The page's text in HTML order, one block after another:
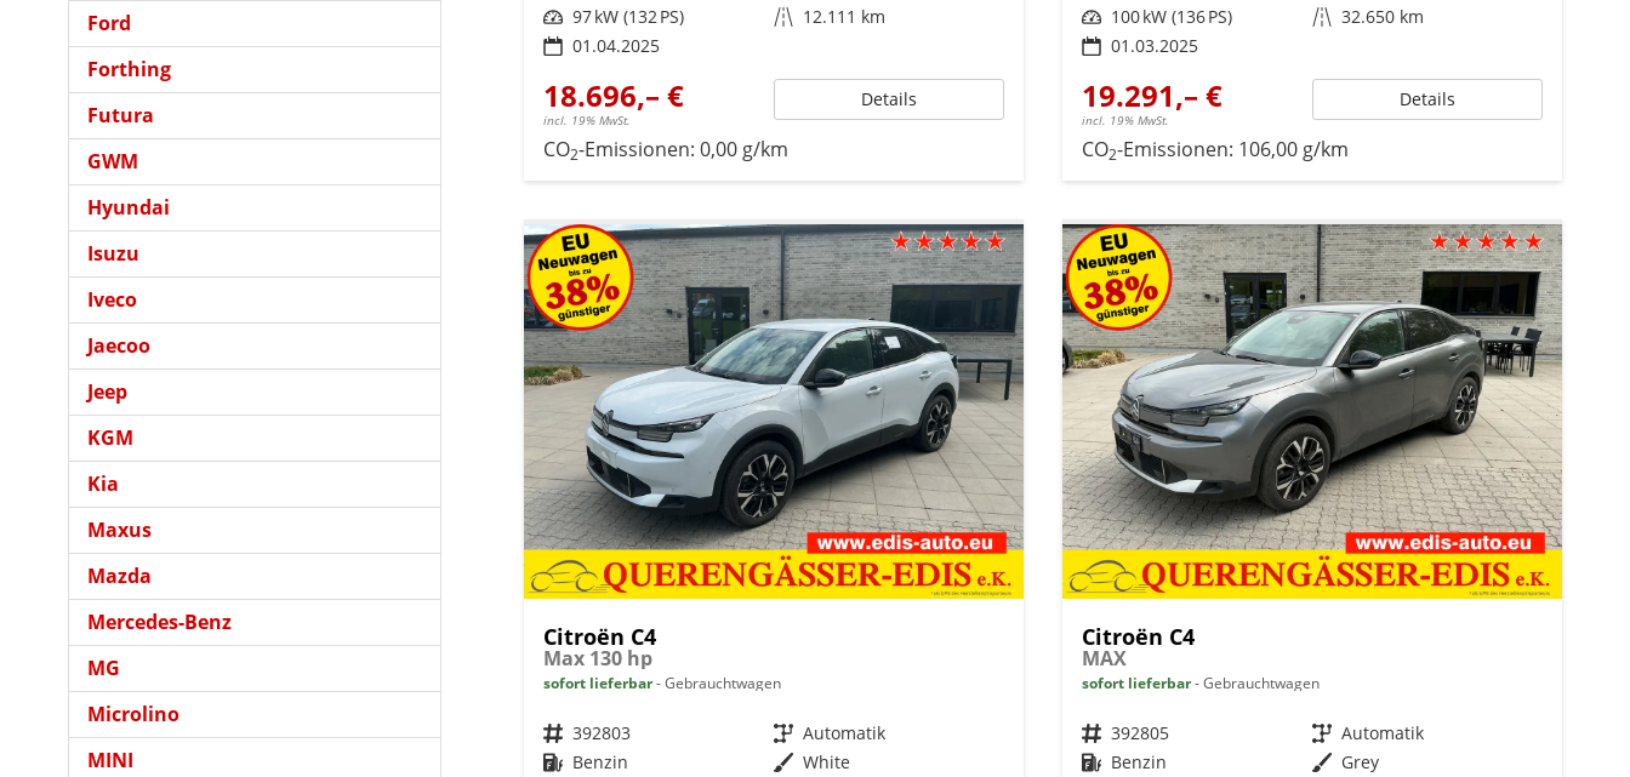
Leistung 97 kW (132 PS) Kilometerstand 12.111 km
01.04.2025
18.696,– €
incl. 19% MwSt.
Details
CO2-Emissionen: 0,00 g/km
Leistung 100 kW (136 PS) Kilometerstand 32.650 km
01.03.2025
19.291,– €
incl. 19% MwSt.
Details
CO2-Emissionen: 106,00 g/km
Citroën C4
Max 130 hp
sofort lieferbar Gebrauchtwagen
Fahrzeugnr. 392803 Getriebe Automatik
Kraftstoff Benzin Außenfarbe White
Citroën C4
MAX
sofort lieferbar Gebrauchtwagen
Fahrzeugnr. 392805 Getriebe Automatik
Kraftstoff Benzin Außenfarbe Grey
Ford
Forthing
Futura
GWM
Hyundai
Isuzu
Iveco
Jaecoo
Jeep
KGM
Kia
Maxus
Mazda
Mercedes-Benz
MG
Microlino
MINI